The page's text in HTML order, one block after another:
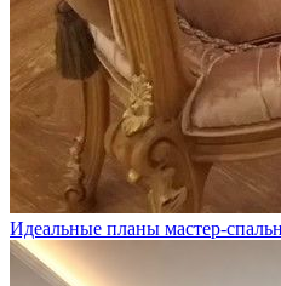
Идеальные планы мастер-